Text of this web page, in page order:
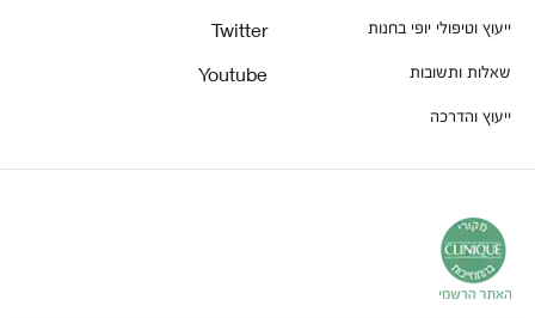
ייעוץ וטיפולי יופי בחנות
שאלות ותשובות
ייעוץ והדרכה
Twitter
Youtube